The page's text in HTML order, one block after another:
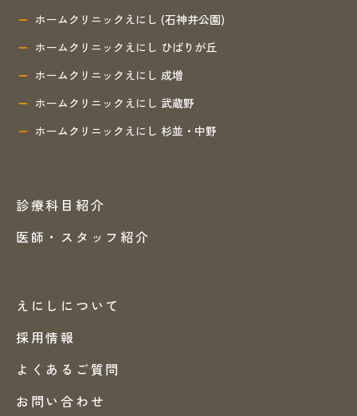
ホームクリニックえにし (石神井公園)
ホームクリニックえにし ひばりが丘
ホームクリニックえにし 成増
ホームクリニックえにし 武蔵野
ホームクリニックえにし 杉並・中野
診療科目紹介
医師・スタッフ紹介
えにしについて
採用情報
よくあるご質問
お問い合わせ